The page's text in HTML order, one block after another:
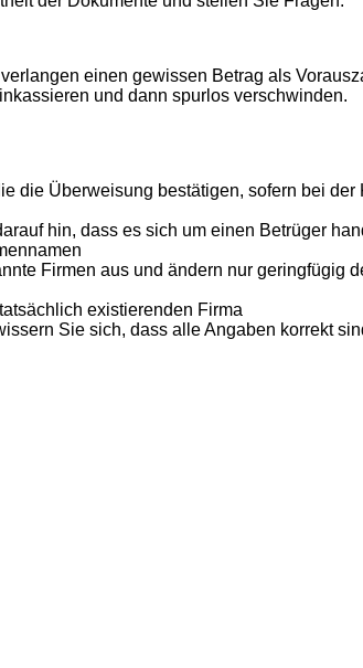
einen gewissen Betrag als
und dann spurlos verschwinden.
die Überweisung bestätigen, sofern bei
hin, dass es sich um einen Betrüger
Firmen aus und ändern nur
existierenden Firma
Sie sich, dass alle Angaben korrekt